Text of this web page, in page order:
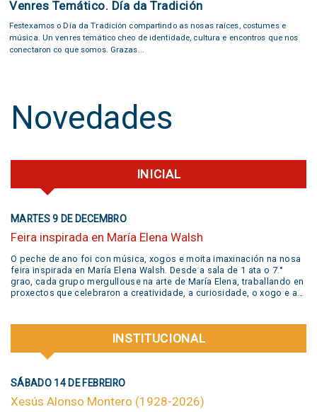
Venres Temático. Día da Tradición
Festexamos o Día da Tradición compartindo as nosas raíces, costumes e
música. Un venres temático cheo de identidade, cultura e encontros que nos
conectaron co que somos. Grazas...
Novedades
INICIAL
MARTES 9 DE DECEMBRO
Feira inspirada en María Elena Walsh
O peche de ano foi con música, xogos e moita imaxinación na nosa
feira inspirada en María Elena Walsh. Desde a sala de 1 ata o 7.°
grao, cada grupo mergullouse na arte de María Elena, traballando en
proxectos que celebraron a creatividade, a curiosidade, o xogo e a
sumarse para pechar a xornada coa súa música. Grazas polo talento
e a alegría que nos compartiron! VER VIDEO AQUÍ
INSTITUCIONAL
SÁBADO 14 DE FEBREIRO
Xesús Alonso Montero (1928-2026)